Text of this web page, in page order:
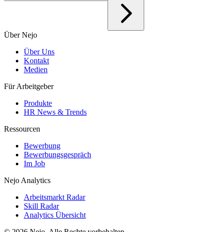
Über Nejo
Über Uns
Kontakt
Medien
Für Arbeitgeber
Produkte
HR News & Trends
Ressourcen
Bewerbung
Bewerbungsgespräch
Im Job
Nejo Analytics
Arbeitsmarkt Radar
Skill Radar
Analytics Übersicht